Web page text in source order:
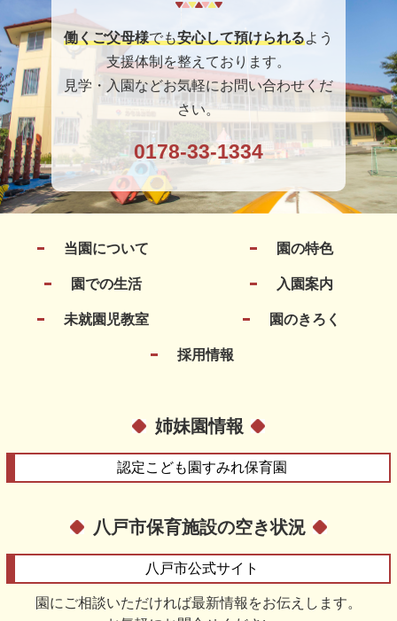
働くご父母様でも安心して預けられるよう
支援体制を整えております。
見学・入園などお気軽にお問い合わせくだ
さい。
0178-33-1334
当園について 園の特色
園での生活 入園案内
未就園児教室 園のきろく
採用情報
姉妹園情報
認定こども園すみれ保育園
八戸市保育施設の空き状況
八戸市公式サイト
園にご相談いただければ最新情報をお伝えします。